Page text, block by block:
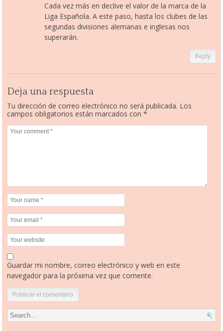
Cada vez más en declive el valor de la marca de la
Liga Española. A este paso, hasta los clubes de las
segundas divisiones alemanas e inglesas nos
superarán.
Reply
Deja una respuesta
Tu dirección de correo electrónico no será publicada. Los
campos obligatorios están marcados con *
Guardar mi nombre, correo electrónico y web en este
navegador para la próxima vez que comente.
Search for: